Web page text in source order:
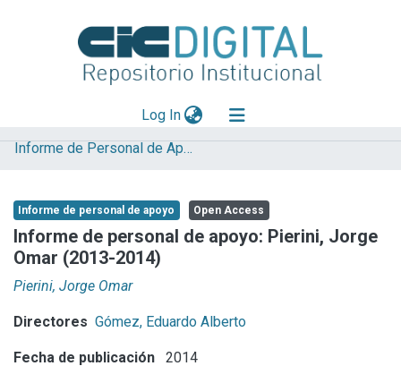
Log In(current)
Explorar
Aportar material
Statistics
Informe de Personal de Apoyo
Informe de personal de apoyo Open Access
Informe de personal de apoyo: Pierini, Jorge
Omar (2013-2014)
Pierini, Jorge Omar
Directores Gómez, Eduardo Alberto
Fecha de publicación 2014